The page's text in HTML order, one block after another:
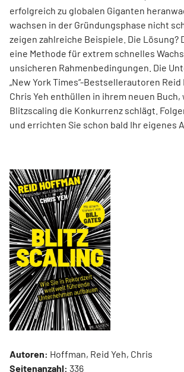
erfolgreich zu globalen Giganten
wachsen in der Gründungsphase nicht
zeigen zahlreiche Beispiele. Die Lösung?
eine Methode für extrem schnelles
unsicheren Rahmenbedingungen. Die
„New York Times“-Bestsellerautoren
Chris Yeh enthüllen in ihrem neuen Buch,
Blitzscaling die Konkurrenz schlägt.
und errichten Sie schon bald Ihr eigenes
Autoren: Hoffman, Reid Yeh, Chris
Seitenanzahl: 336